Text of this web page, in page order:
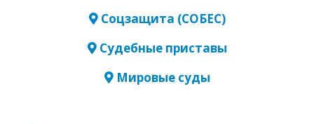
Соцзащита (СОБЕС)
Судебные приставы
Мировые суды